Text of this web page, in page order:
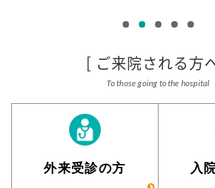
ご来院される方
To those going to the hospital
外来受診の方 入